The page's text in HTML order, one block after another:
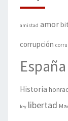
amistad amor
corrupción
España
Historia
ley libertad